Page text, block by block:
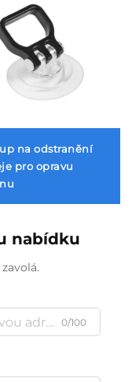
na odstranění
pro opravu
nabídku
0/100